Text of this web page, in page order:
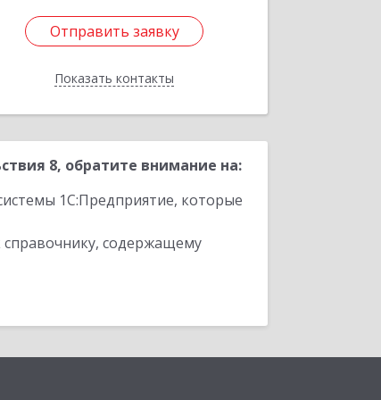
Отправить заявку
Показать контакты
Отправить заявку
Назад
8, обратите внимание на:
1С:Предприятие, которые
содержащему